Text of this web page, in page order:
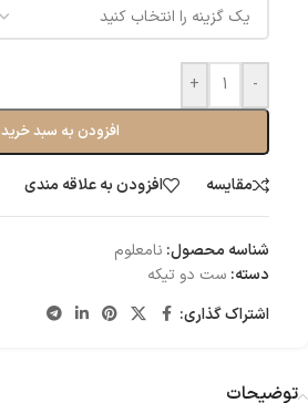
-
+
افزودن به سبد خرید
مقایسه افزودن به علاقه مندی
شناسه محصول: نامعلوم
دسته: ست دو تیکه
اشتراک گذاری:
توضیحات